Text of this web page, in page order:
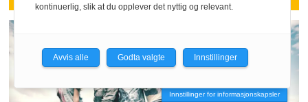
Innstillinger for informasjonskapsler
kontinuerlig, slik at du opplever det nyttig og relevant.
Avvis alle Godta valgte Innstillinger